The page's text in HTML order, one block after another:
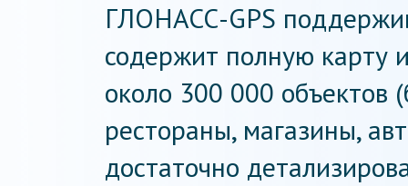
ГЛОНАСС-GPS
содержит полную карту
около 300 000 объектов
рестораны, магазины,
достаточно